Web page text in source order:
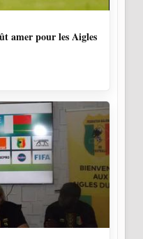
amer pour les Aigles